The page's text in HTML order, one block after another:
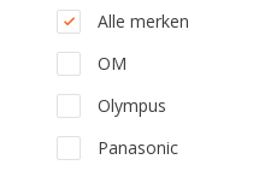
Alle merken
OM
Olympus
Panasonic